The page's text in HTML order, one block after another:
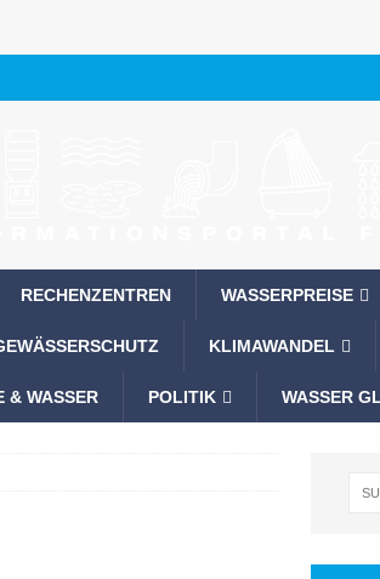
RECHENZENTREN WASSERPREISE
KLIMAWANDEL
& WASSER POLITIK WASSER